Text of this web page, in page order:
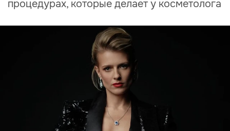
процедурах, которые делает у косметолога